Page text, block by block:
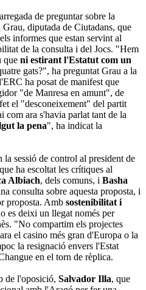
de preguntar sobre la
diputada de Ciutadans, que
informes que estan servint al
de la consulta i del Jocs. "Hem
que ni estirant l'Estatut com un
gats?", ha preguntat Grau a la
ha posat de manifest que
"de Manresa en amunt", de
el "desconeixement" del partit
ara s'havia parlat tant de la
la pena", ha indicat la
la sessió de control al president de
ha escoltat les crítiques al
Albiach, dels comuns, i Basha
consulta sobre aquesta proposta, i
proposta. Amb sostenibilitat i
es deixi un llegat només per
"No compartim els projectes
el casino més gran d'Europa o la
la resignació envers l'Estat
en el torn de rèplica.
de l'oposició, Salvador Illa, que